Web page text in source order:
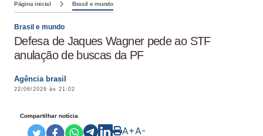
Página inicial Brasil e mundo
Brasil e mundo
Defesa de Jaques Wagner pede ao STF
anulação de buscas da PF
Agência brasil
22/06/2026 às 21:02
Compartilhar notícia
A+A-